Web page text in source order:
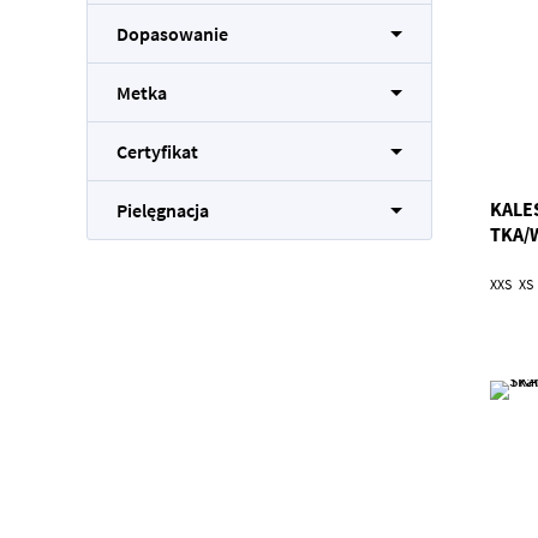
TKA/
XXS XS
Dopasowanie
Metka
Certyfikat
Pielęgnacja